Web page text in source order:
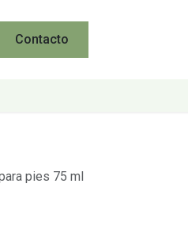
Contacto
pies 75 ml